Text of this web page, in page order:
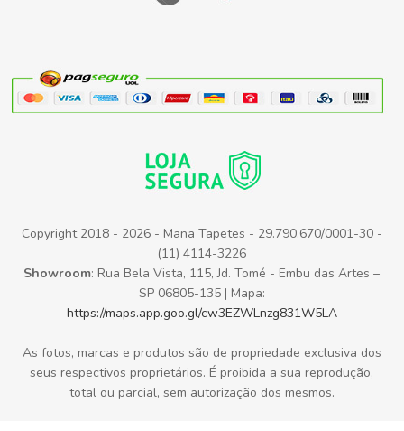
Copyright 2018 - 2026 - Mana Tapetes - 29.790.670/0001-30 -
(11) 4114-3226
Showroom: Rua Bela Vista, 115, Jd. Tomé - Embu das Artes –
SP 06805-135 | Mapa:
https://maps.app.goo.gl/cw3EZWLnzg831W5LA
As fotos, marcas e produtos são de propriedade exclusiva dos
seus respectivos proprietários. É proibida a sua reprodução,
total ou parcial, sem autorização dos mesmos.